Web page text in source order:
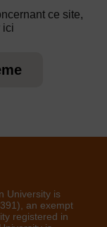
ce site,
ici
University is
an exempt
registered in